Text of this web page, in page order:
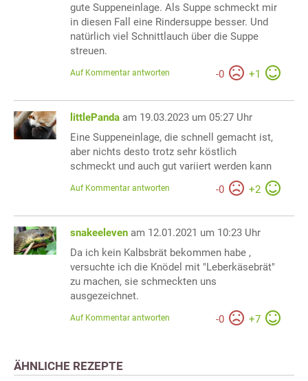
gute Suppeneinlage. Als Suppe schmeckt mir
in diesen Fall eine Rindersuppe besser. Und
natürlich viel Schnittlauch über die Suppe
streuen.
-0 +1
Auf Kommentar antworten
littlePanda am 19.03.2023 um 05:27 Uhr
Eine Suppeneinlage, die schnell gemacht ist,
aber nichts desto trotz sehr köstlich
schmeckt und auch gut variiert werden kann
-0 +2
Auf Kommentar antworten
snakeeleven am 12.01.2021 um 10:23 Uhr
Da ich kein Kalbsbrät bekommen habe ,
versuchte ich die Knödel mit "Leberkäsebrät"
zu machen, sie schmeckten uns
ausgezeichnet.
-0 +7
Auf Kommentar antworten
ÄHNLICHE REZEPTE